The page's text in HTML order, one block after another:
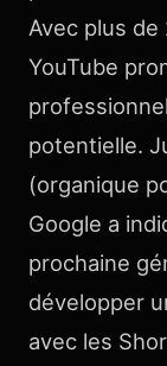
Avec plus de
YouTube
potentielle.
(organique
Google a
prochaine
développer
avec les